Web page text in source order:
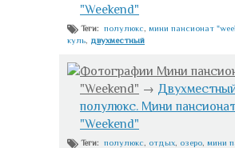
"Weekend"
Теги: полулюкс мини пансионат
куль двухместный
Фотографии Мини
"Weekend" →
полулюкс. Мини пансионат
"Weekend"
Теги: полулюкс отдых озеро мини